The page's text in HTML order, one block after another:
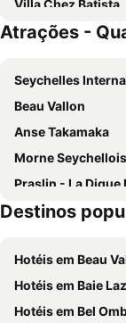
Villa Chez Batista
Enchanted Island
Hilltop Boutique
La Residence
Anse Soleil
South Point Villas
Beau Sejour Hotel
Lazare Picault
Au Fond De Mer
Reef Holiday
Auberge Chez
Atrações -
Seychelles
Beau Vallon
Anse Takamaka
Morne Seychellois
Praslin - La Digue
Destinos
Hotéis em Beau
Hotéis em Baie
Hotéis em Bel